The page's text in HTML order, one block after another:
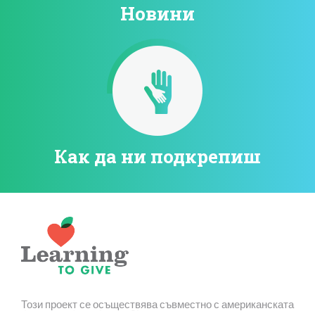
Новини
Как да ни подкрепиш
Този проект се осъществява съвместно с американската